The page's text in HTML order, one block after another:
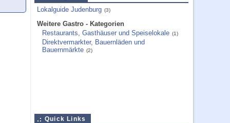
Lokalguide Judenburg (3)
Weitere Gastro - Kategorien
Restaurants, Gasthäuser und Speiselokale (1)
Direktvermarkter, Bauernläden und
Bauernmärkte (2)
Quick Links